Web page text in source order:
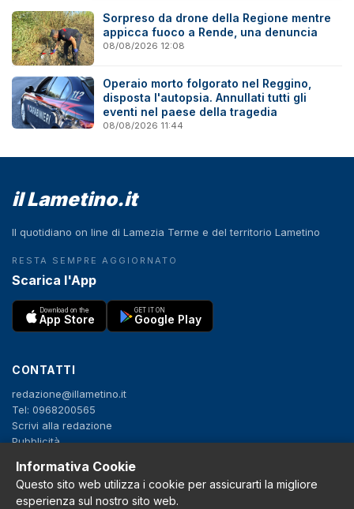
Sorpreso da drone della Regione mentre
appicca fuoco a Rende, una denuncia
08/08/2026 12:08
Operaio morto folgorato nel Reggino,
disposta l'autopsia. Annullati tutti gli
eventi nel paese della tragedia
08/08/2026 11:44
il Lametino.it
Il quotidiano on line di Lamezia Terme e del territorio Lametino
RESTA SEMPRE AGGIORNATO
Scarica l'App
Download on the
App Store
GET IT ON
Google Play
CONTATTI
redazione@illametino.it
Tel: 0968200565
Scrivi alla redazione
Pubblicità
SEGUICI
Informativa Cookie
Questo sito web utilizza i cookie per assicurarti la migliore
esperienza sul nostro sito web.